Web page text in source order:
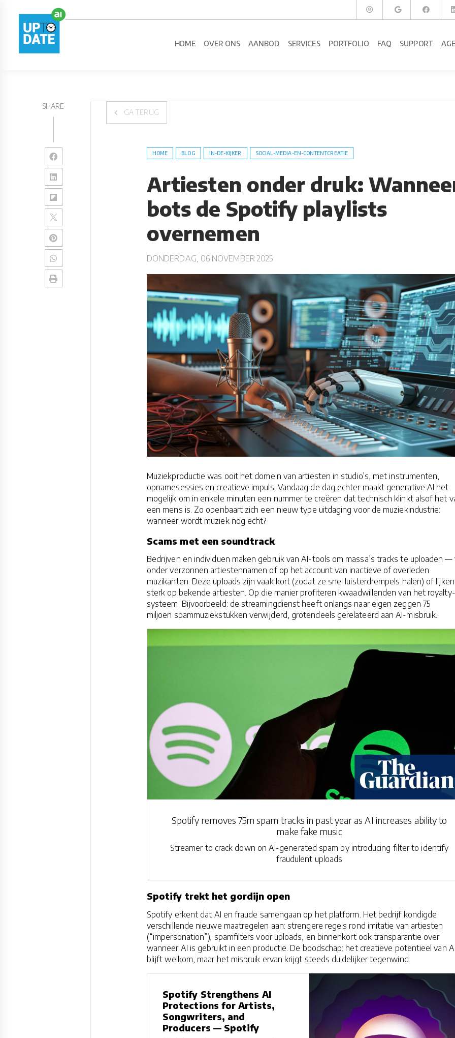
HOME OVER ONS AANBOD SERVICES PORTFOLIO FAQ SUPPORT
SHARE
GA TERUG
HOME BLOG IN-DE-KIJKER SOCIAL-MEDIA-EN-CONTENTCREATIE
Artiesten onder druk:
bots de Spotify playlists
overnemen
DONDERDAG, 06 NOVEMBER 2025
Muziekproductie was ooit het domein van artiesten in studio’s, met instrumenten,
opnamesessies en creatieve impuls. Vandaag de dag echter maakt generative AI het
mogelijk om in enkele minuten een nummer te creëren dat technisch klinkt alsof het
een mens is. Zo openbaart zich een nieuw type uitdaging voor de muziekindustrie:
wanneer wordt muziek nog echt?
Scams met een soundtrack
Bedrijven en individuen maken gebruik van AI-tools om massa’s tracks te uploaden —
onder verzonnen artiestennamen of op het account van inactieve of overleden
muzikanten. Deze uploads zijn vaak kort (zodat ze snel luisterdrempels halen) of lijken
sterk op bekende artiesten. Op die manier profiteren kwaadwillenden van het royalty-
systeem. Bijvoorbeeld: de streamingdienst heeft onlangs naar eigen zeggen 75
miljoen spammuziekstukken verwijderd, grotendeels gerelateerd aan AI-misbruik.
Spotify removes 75m spam tracks in past year as AI increases ability to
make fake music
Streamer to crack down on AI-generated spam by introducing filter to identify
fraudulent uploads
Spotify trekt het gordijn open
Spotify erkent dat AI en fraude samengaan op het platform. Het bedrijf kondigde
verschillende nieuwe maatregelen aan: strengere regels rond imitatie van artiesten
(“impersonation”), spamfilters voor uploads, en binnenkort ook transparantie over
wanneer AI is gebruikt in een productie. De boodschap: het creatieve potentieel van
blijft welkom, maar het misbruik ervan krijgt steeds duidelijker tegenwind.
Spotify Strengthens AI
Protections for Artists,
Songwriters, and
Producers — Spotify